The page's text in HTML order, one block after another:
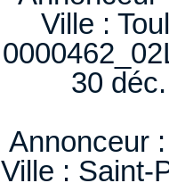
Ville :
30
Annonceur
Ville : Saint-